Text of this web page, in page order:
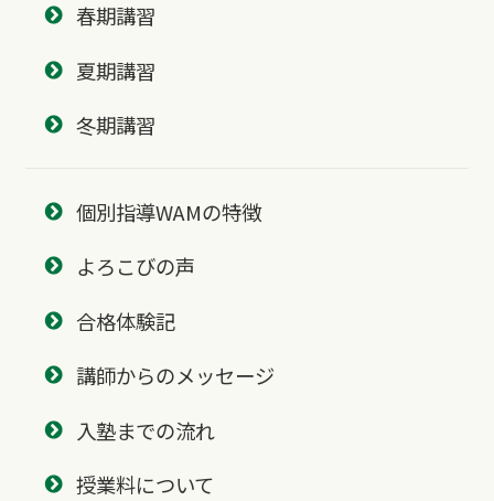
春期講習
夏期講習
冬期講習
個別指導WAMの特徴
よろこびの声
合格体験記
講師からのメッセージ
入塾までの流れ
授業料について